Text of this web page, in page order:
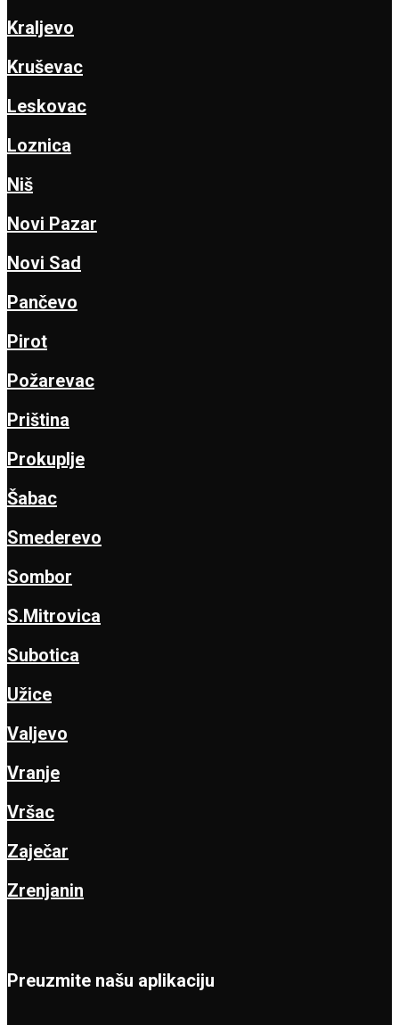
Kraljevo
Kruševac
Leskovac
Loznica
Niš
Novi Pazar
Novi Sad
Pančevo
Pirot
Požarevac
Priština
Prokuplje
Šabac
Smederevo
Sombor
S.Mitrovica
Subotica
Užice
Valjevo
Vranje
Vršac
Zaječar
Zrenjanin
Preuzmite našu aplikaciju